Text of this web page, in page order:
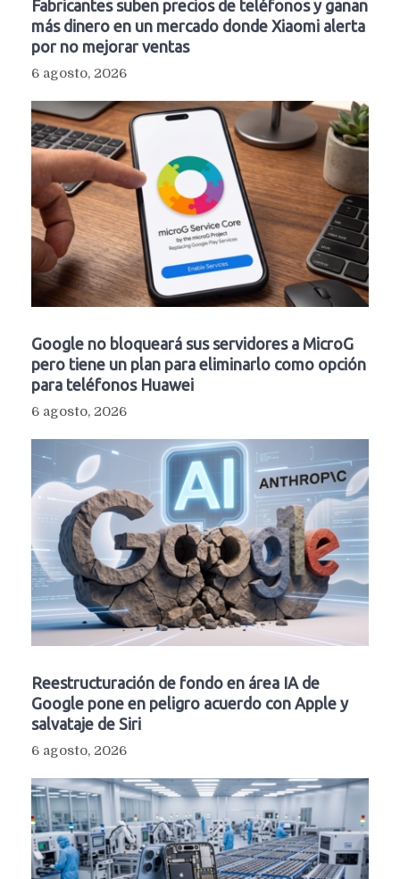
Fabricantes suben precios de teléfonos y ganan
más dinero en un mercado donde Xiaomi alerta
por no mejorar ventas
6 agosto, 2026
Google no bloqueará sus servidores a MicroG
pero tiene un plan para eliminarlo como opción
para teléfonos Huawei
6 agosto, 2026
Reestructuración de fondo en área IA de
Google pone en peligro acuerdo con Apple y
salvataje de Siri
6 agosto, 2026